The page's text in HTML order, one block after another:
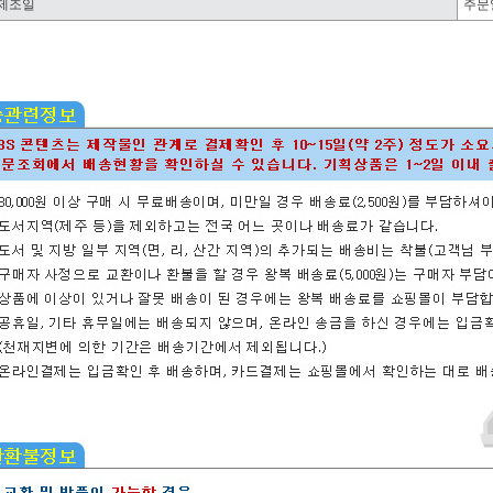
조일 주문